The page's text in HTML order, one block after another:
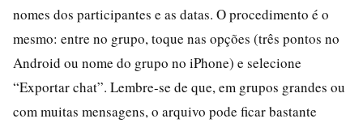
nomes dos participantes e as datas. O procedimento é o
mesmo: entre no grupo, toque nas opções (três pontos no
Android ou nome do grupo no iPhone) e selecione
“Exportar chat”. Lembre-se de que, em grupos grandes ou
com muitas mensagens, o arquivo pode ficar bastante